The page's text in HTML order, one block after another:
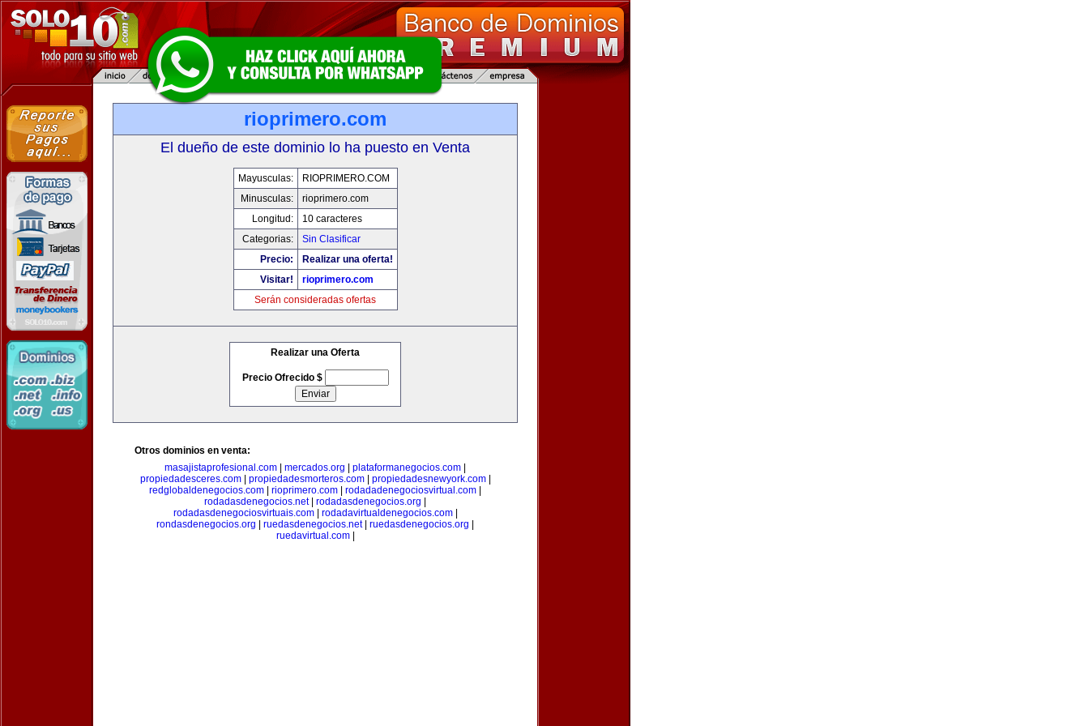
rioprimero.com
El dueño de este dominio lo ha puesto en Venta
Mayusculas:
RIOPRIMERO.COM
Minusculas:
rioprimero.com
Longitud:
10 caracteres
Categorias:
Sin Clasificar
Precio:
Realizar una oferta!
Visitar!
rioprimero.com
Serán consideradas ofertas
Realizar una Oferta
Precio Ofrecido $
Otros dominios en venta:
masajistaprofesional.com
mercados.org plataformanegocios.com
propiedadesceres.com| propiedadesmorteros.com| propiedadesnewyork.com|
redglobaldenegocios.com
rioprimero.com rodadadenegociosvirtual.com
rodadasdenegocios.net| rodadasdenegocios.org
rodadasdenegociosvirtuais.com| rodadavirtualdenegocios.com|
rondasdenegocios.org
ruedasdenegocios.net| ruedasdenegocios.org
ruedavirtual.com|